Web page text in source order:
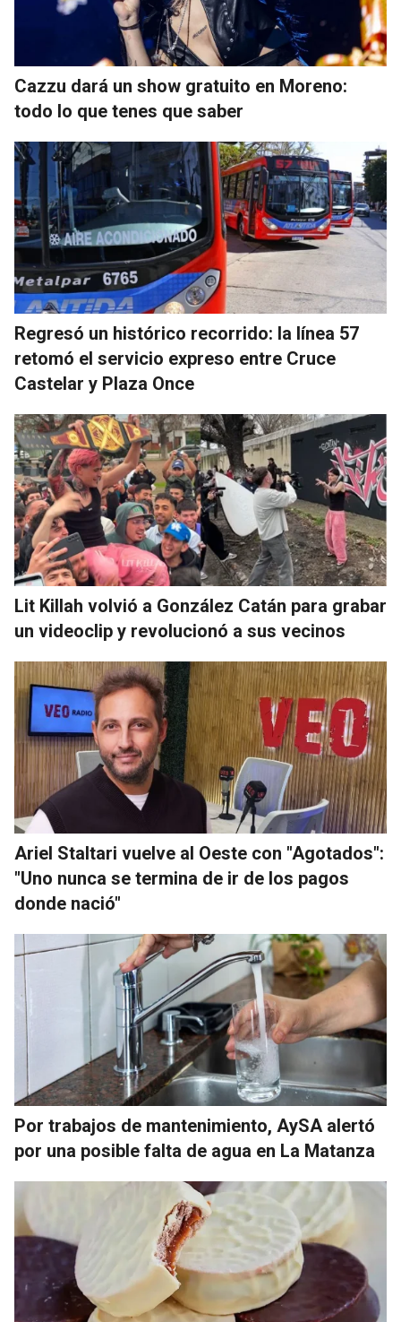
Cazzu dará un show gratuito en Moreno:
todo lo que tenes que saber
Regresó un histórico recorrido: la línea 57
retomó el servicio expreso entre Cruce
Castelar y Plaza Once
Lit Killah volvió a González Catán para grabar
un videoclip y revolucionó a sus vecinos
Ariel Staltari vuelve al Oeste con "Agotados":
"Uno nunca se termina de ir de los pagos
donde nació"
Por trabajos de mantenimiento, AySA alertó
por una posible falta de agua en La Matanza